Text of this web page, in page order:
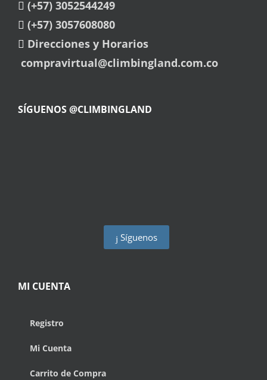
(+57) 3052544249
(+57) 3057608080
Direcciones y Horarios
compravirtual@climbingland.com.co
SÍGUENOS @CLIMBINGLAND
Síguenos
MI CUENTA
Registro
Mi Cuenta
Carrito de Compra